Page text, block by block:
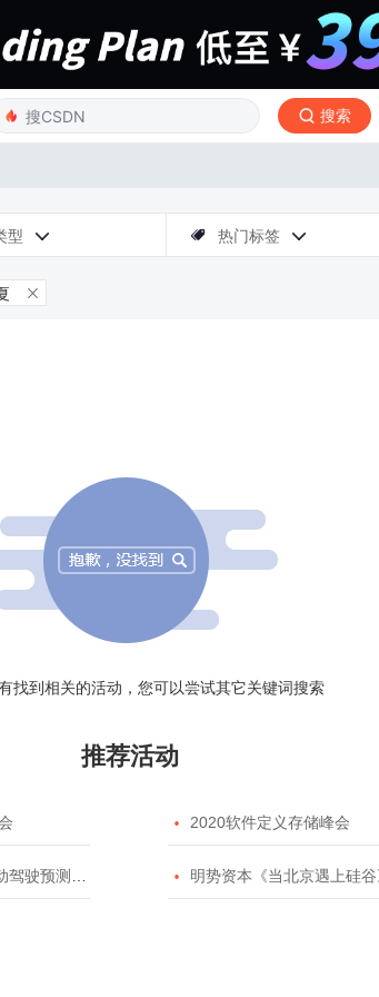
搜索
型   热门标签 

找到相关的活动，您可以尝试其它关键词搜索
推荐活动
 2020软件定义存储峰会
模型挑战赛  明势资本《当北京遇上硅谷》系列